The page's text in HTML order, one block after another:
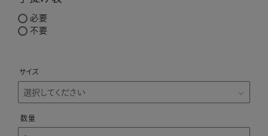
必要
不要
サイズ